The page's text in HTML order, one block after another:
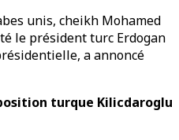
unis, cheikh Mohamed
le président turc Erdogan
a annoncé
turque Kilicdaroglu